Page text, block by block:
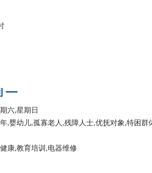
六,星期日
,婴幼儿,孤寡老人,残障人士,优抚对象,特困群
康,教育培训,电器维修